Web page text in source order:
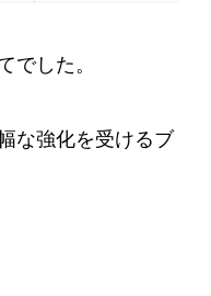
でした。
な強化を受けるブ